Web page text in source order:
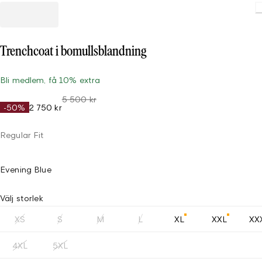
Trenchcoat i bomullsblandning
Bli medlem, få 10% extra
-50% 2 750 kr
5 500 kr
Regular Fit
Evening Blue
Välj storlek
XS S M L XL XXL
4XL 5XL